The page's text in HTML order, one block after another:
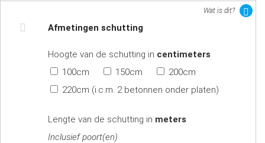
Wat is dit?
Afmetingen schutting
Hoogte van de schutting in centimeters
100cm
150cm
200cm
220cm (i.c.m. 2 betonnen onder platen)
Lengte van de schutting in meters
Inclusief poort(en)